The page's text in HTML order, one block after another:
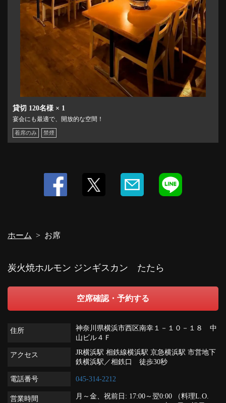
貸切 120名様 × 1
宴会にも最適で、開放的な空間！
着席のみ 禁煙
ホーム お席
炭火焼ホルモン ジンギスカン たたら
空席確認・予約する
住所
神奈川県横浜市西区南幸１－１０－１８ 中
山ビル４Ｆ
アクセス
JR横浜駅 相鉄線横浜駅 京急横浜駅 市営地下
鉄横浜駅／相鉄口 徒歩30秒
電話番号 045-314-2212
営業時間
月～金、祝前日: 17:00～翌0:00 （料理L.O.